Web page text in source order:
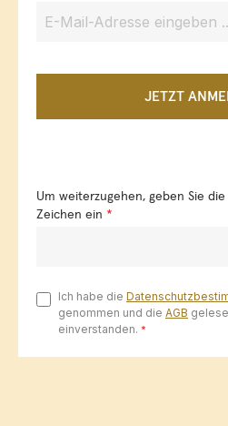
JETZT
Um weiterzugehen, geben Sie
Zeichen ein *
Ich habe die
genommen und die AGB
einverstanden. *